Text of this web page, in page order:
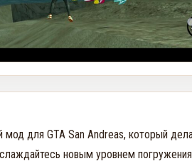
мод для GTA San Andreas, который
новым уровнем